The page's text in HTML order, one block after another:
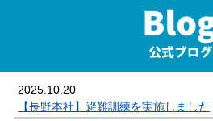
2025.10.20
【長野本社】避難訓練を実施しました